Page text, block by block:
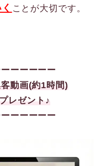
ことが大切です。
ーーーーー
動画(約1時間)
レゼント♪
ーーーーー